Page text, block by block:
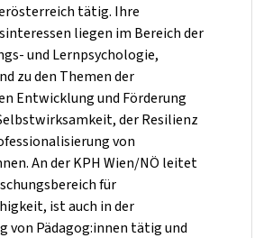
tätig. Ihre
liegen im Bereich der
und Lernpsychologie,
zu den Themen der
Entwicklung und Förderung
der Resilienz
von
An der KPH Wien/NÖ leitet
für
ist auch in der
von Pädagog:innen tätig und